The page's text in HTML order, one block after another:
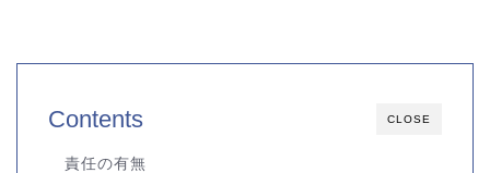
CLOSE
Contents
責任の有無